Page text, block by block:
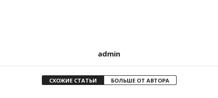
admin
СХОЖИЕ СТАТЬИ БОЛЬШЕ ОТ АВТОРА